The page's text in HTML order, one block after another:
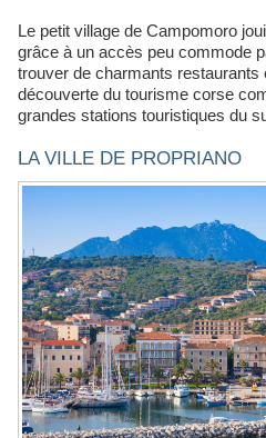
Le petit village de Campomoro
grâce à un accès peu commode
trouver de charmants restaurants
découverte du tourisme corse
grandes stations touristiques du
LA VILLE DE PROPRIANO